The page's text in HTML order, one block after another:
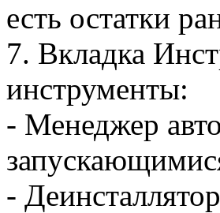
есть остатки
7. Вкладка
инструменты:
- Менеджер
-